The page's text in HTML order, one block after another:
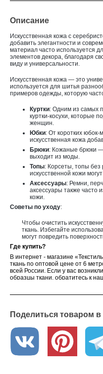
Описание
Искусственная кожа с
добавить элегантности и
материал часто используется
элементов декора, благодаря
виду и универсальности.
Искусственная кожа — это
используется для шитья
примеров одежды, которую
Куртки: Одним из самых
куртки-косухи, которые
женщин.
Юбки: От коротких
искусственная кожа
Брюки: Кожаные брюки —
выходит из моды.
Топы: Корсеты, топы без
искусственной кожи
Аксессуары: Ремни,
аксессуары также часто
кожи.
Советы по уходу:
Чтобы очистить
ткань. Избегайте
могут повредить
Где купить?
В интернет - магазине
ткань по оптовой цене от 6
всей России. Если у вас
образцы ткани, обратитесь к
Поделиться товаром в